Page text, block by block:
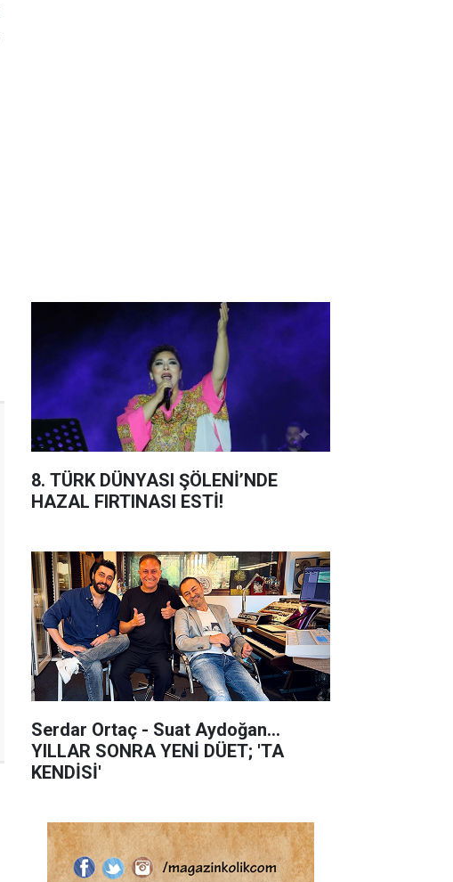
8. TÜRK DÜNYASI ŞÖLENİ’NDE
HAZAL FIRTINASI ESTİ!
Serdar Ortaç - Suat Aydoğan...
YILLAR SONRA YENİ DÜET; 'TA
KENDİSİ'